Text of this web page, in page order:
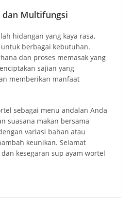
dan Multifungsi
hidangan yang kaya rasa,
berbagai kebutuhan.
dan proses memasak yang
sajian yang
memberikan manfaat
sebagai menu andalan Anda
suasana makan bersama
variasi bahan atau
keunikan. Selamat
kesegaran sup ayam wortel